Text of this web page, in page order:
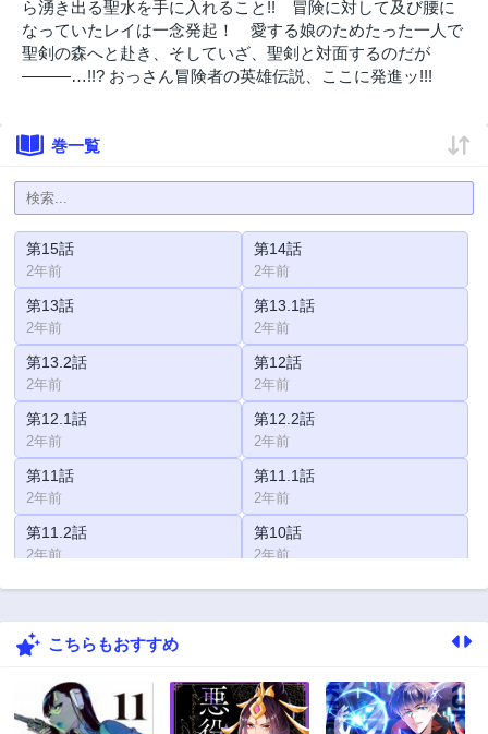
ら湧き出る聖水を手に入れること!! 冒険に対して及び腰に
なっていたレイは一念発起！ 愛する娘のためたった一人で
聖剣の森へと赴き、そしていざ、聖剣と対面するのだが
―――…!!? おっさん冒険者の英雄伝説、ここに発進ッ!!!
巻一覧
第15話
2年前
第14話
2年前
第13話
2年前
第13.1話
2年前
第13.2話
2年前
第12話
2年前
第12.1話
2年前
第12.2話
2年前
第11話
2年前
第11.1話
2年前
第11.2話
2年前
第10話
2年前
第9話 第8話
第7話
第5話
2年前
第4話
2年前
こちらもおすすめ